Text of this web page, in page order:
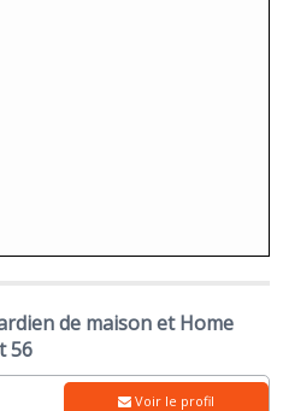
de maison et Home
56
Voir le profil